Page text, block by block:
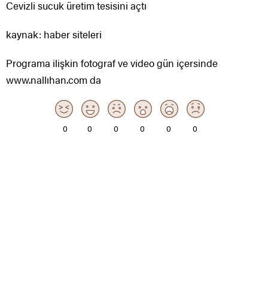
Cevizli sucuk üretim tesisini açtı
kaynak: haber siteleri
Programa ilişkin fotograf ve video gün içersinde
www.nallıhan.com da
0 0 0 0 0 0